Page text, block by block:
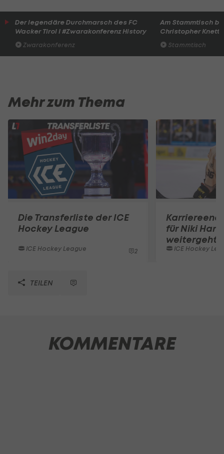
Der legendäre Durchmarsch des FC
Wacker Tirol I #Zwarakonferenz History
Zwarakonferenz
Am Stammtisch
Christopher Knett
Stammtisch
Mehr zum Thema
Die Transferliste der ICE
Hockey League
ICE Hockey League 2
für Niki Hartl
weitergeht
ICE Hockey
TEILEN
KOMMENTARE